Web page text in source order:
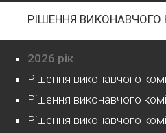
РІШЕННЯ ВИКОНАВЧОГО
2026 рік
Рішення виконавчого
Рішення виконавчого
Рішення виконавчого